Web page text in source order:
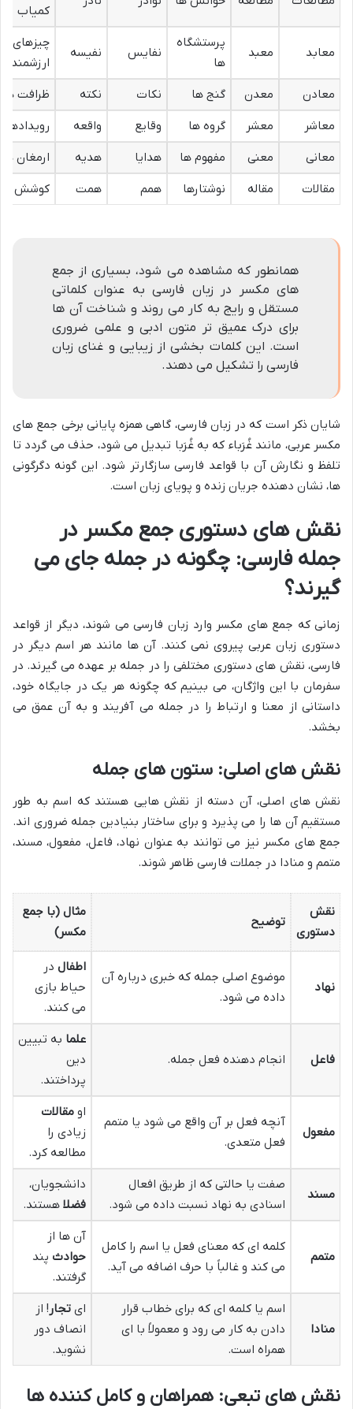
کمیاب
معابد معبد
پرستشگاه
ها
نفایس نفیسه
چیزهای
ارزشمند
معادن
معدن گنج ها نکات نکته
ظرافت ها
معاشر
معشر گروه ها وقایع واقعه
رویدادها
معانی
معنی مفهوم ها هدایا هدیه
ارمغان ها
مقالات
مقاله نوشتارها همم همت کوشش ها
همانطور که مشاهده می شود، بسیاری از جمع
های مکسر در زبان فارسی به عنوان کلماتی
مستقل و رایج به کار می روند و شناخت آن ها
برای درک عمیق تر متون ادبی و علمی ضروری
است. این کلمات بخشی از زیبایی و غنای زبان
فارسی را تشکیل می دهند.
شایان ذکر است که در زبان فارسی، گاهی همزه پایانی برخی جمع های
مکسر عربی، مانند غُرَباء که به غُرَبا تبدیل می شود، حذف می گردد تا
تلفظ و نگارش آن با قواعد فارسی سازگارتر شود. این گونه دگرگونی
ها، نشان دهنده جریان زنده و پویای زبان است.
نقش های دستوری جمع مکسر در
جمله فارسی: چگونه در جمله جای می
گیرند؟
زمانی که جمع های مکسر وارد زبان فارسی می شوند، دیگر از قواعد
دستوری زبان عربی پیروی نمی کنند. آن ها مانند هر اسم دیگر در
فارسی، نقش های دستوری مختلفی را در جمله بر عهده می گیرند. در
سفرمان با این واژگان، می بینیم که چگونه هر یک در جایگاه خود،
داستانی از معنا و ارتباط را در جمله می آفریند و به آن عمق می
بخشد.
نقش های اصلی: ستون های جمله
نقش های اصلی، آن دسته از نقش هایی هستند که اسم به طور
مستقیم آن ها را می پذیرد و برای ساختار بنیادین جمله ضروری اند.
جمع های مکسر نیز می توانند به عنوان نهاد، فاعل، مفعول، مسند،
متمم و منادا در جملات فارسی ظاهر شوند.
نقش
دستوری
توضیح
مثال (با جمع
مکسر)
نهاد
موضوع اصلی جمله که خبری درباره آن
داده می شود.
اطفال در
حیاط بازی
می کنند.
فاعل انجام دهنده فعل جمله.
علما به تبیین
دین
پرداختند.
مفعول
آنچه فعل بر آن واقع می شود یا متمم
فعل متعدی.
او مقالات
زیادی را
مطالعه کرد.
مسند
صفت یا حالتی که از طریق افعال
اسنادی به نهاد نسبت داده می شود.
دانشجویان،
فضلا هستند.
متمم
کلمه ای که معنای فعل یا اسم را کامل
می کند و غالباً با حرف اضافه می آید.
آن ها از
حوادث پند
گرفتند.
منادا
اسم یا کلمه ای که برای خطاب قرار
دادن به کار می رود و معمولاً با ای
همراه است.
ای تجار ! از
انصاف دور
نشوید.
نقش های تبعی: همراهان و کامل کننده ها